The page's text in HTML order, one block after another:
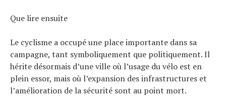
Que lire ensuite
Le cyclisme a occupé une place importante dans sa
campagne, tant symboliquement que politiquement. Il
hérite désormais d’une ville où l’usage du vélo est en
plein essor, mais où l’expansion des infrastructures et
l’amélioration de la sécurité sont au point mort.